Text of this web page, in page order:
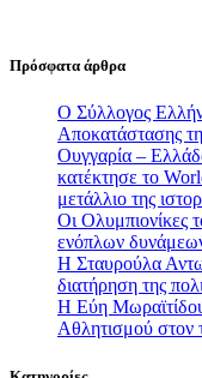
Πρόσφατα άρθρα
Ο Σύλλογος
Αποκατάστασης
Ουγγαρία –
κατέκτησε το
μετάλλιο της
Οι Ολυμπιονίκες
ενόπλων
Η Σταυρούλα
διατήρηση της
Η Εύη
Αθλητισμού στον